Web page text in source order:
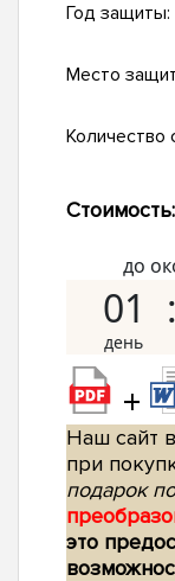
Год защиты:
Место
Количество
Стоимость:
до
01
+
Наш сайт
при
подарок
это